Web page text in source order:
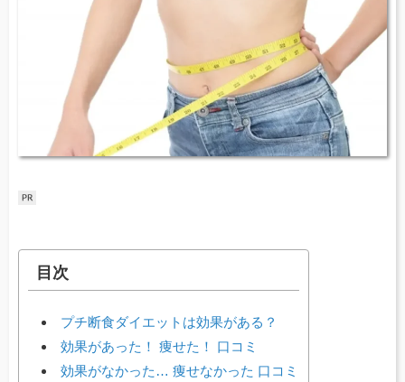
目次
プチ断食ダイエットは効果がある？
効果があった！ 痩せた！ 口コミ
効果がなかった… 痩せなかった 口コミ